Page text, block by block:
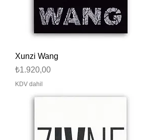
Xunzi Wang
Fiyat
₺1.920,00
KDV dahil